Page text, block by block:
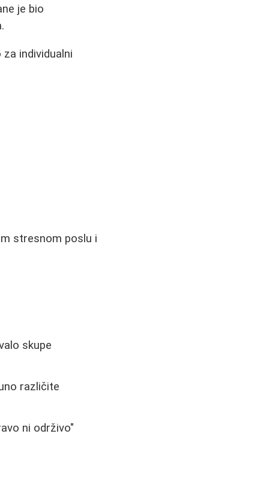
je bio
individualni
stresnom poslu i
skupe
različite
ni održivo"